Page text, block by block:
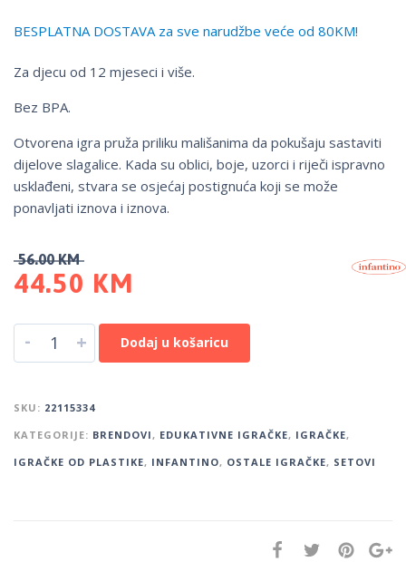
BESPLATNA DOSTAVA za sve narudžbe veće od 80KM!
Za djecu od 12 mjeseci i više.
Bez BPA.
Otvorena igra pruža priliku mališanima da pokušaju sastaviti
dijelove slagalice. Kada su oblici, boje, uzorci i riječi ispravno
usklađeni, stvara se osjećaj postignuća koji se može
ponavljati iznova i iznova.
56.00KM
44.50 KM
- + Dodaj u košaricu
SKU: 22115334
KATEGORIJE: BRENDOVI, EDUKATIVNE IGRAČKE, IGRAČKE,
IGRAČKE OD PLASTIKE, INFANTINO, OSTALE IGRAČKE, SETOVI